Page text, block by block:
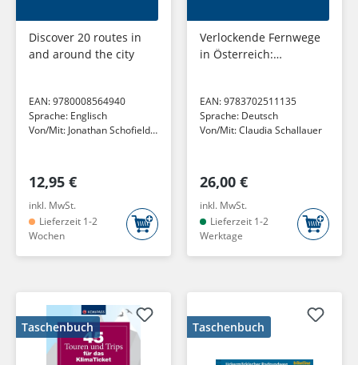
Discover 20 routes in
and around the city
EAN:9780008564940
Sprache: Englisch
Von/Mit: Jonathan Schofield
12,95 €
inkl. MwSt.
Lieferzeit 1-2
Wochen
Verlockende Fernwege
in Österreich:
Hohe Tauern
Panorama Trail. Mit
detaillierter...
EAN:9783702511135
Sprache: Deutsch
Von/Mit:Claudia Schallauer
26,00 €
inkl. MwSt.
Lieferzeit 1-2
Werktage
Taschenbuch Taschenbuch